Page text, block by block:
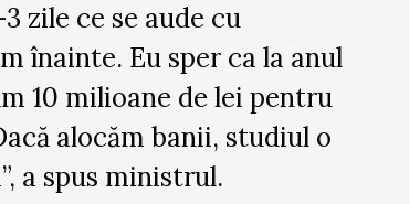
zile ce se aude cu
înainte. Eu sper ca la anul
10 milioane de lei pentru
alocăm banii, studiul o
a spus ministrul.